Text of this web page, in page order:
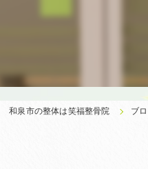
和泉市の整体は笑福整骨院 ブ